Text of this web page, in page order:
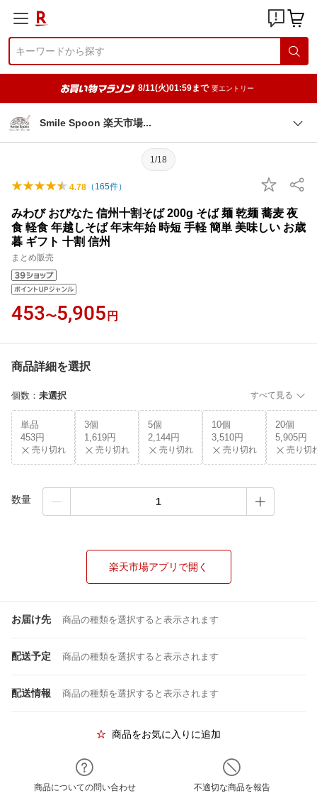
8/11(火)01:59まで 要エントリー
Smile Spoon 楽天市場
1/18
4.78 （ 165件）
みわび おびなた 信州十割そば 200g そば 麺 乾麺 蕎麦 夜
食 軽食 年越しそば 年末年始 時短 手軽 簡単 美味しい お歳
暮 ギフト 十割 信州
まとめ販売
453〜5,905 円
商品詳細を選択
個数 ： 未選択 すべて見る
単品
453円
売り切れ
3個
1,619円
売り切れ
5個
2,144円
売り切れ
10個
3,510円
売り切れ
20個
5,905円
売り切
数量
楽天市場アプリで開く
お届け先 商品の種類を選択すると表示されます
配送予定 商品の種類を選択すると表示されます
配送情報 商品の種類を選択すると表示されます
商品をお気に入りに追加
商品についての問い合わせ 不適切な商品を報告